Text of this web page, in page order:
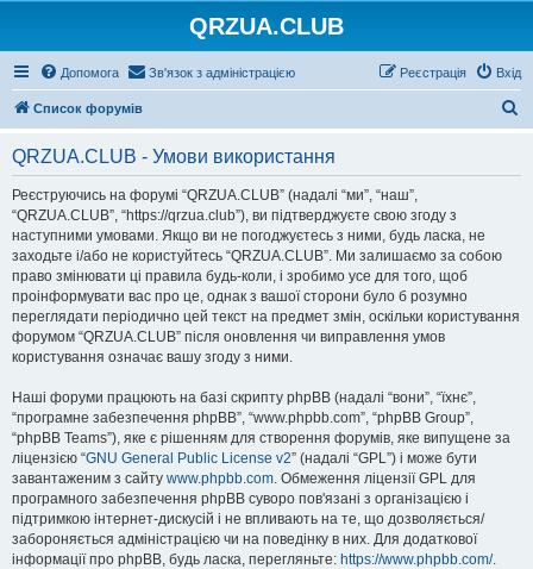
QRZUA.CLUB
Допомога Зв'язок з адміністрацією Вхід
Реєстрація
Список форумів
QRZUA.CLUB - Умови використання
Реєструючись на форумі “QRZUA.CLUB” (надалі “ми”, “наш”,
“QRZUA.CLUB”, “https://qrzua.club”), ви підтверджуєте свою згоду з
наступними умовами. Якщо ви не погоджуєтесь з ними, будь ласка, не
заходьте і/або не користуйтесь “QRZUA.CLUB”. Ми залишаємо за собою
право змінювати ці правила будь-коли, і зробимо усе для того, щоб
проінформувати вас про це, однак з вашої сторони було б розумно
переглядати періодично цей текст на предмет змін, оскільки користування
форумом “QRZUA.CLUB” після оновлення чи виправлення умов
користування означає вашу згоду з ними.
Наші форуми працюють на базі скрипту phpBB (надалі “вони”, “їхнє”,
“програмне забезпечення phpBB”, “www.phpbb.com”, “phpBB Group”,
“phpBB Teams”), яке є рішенням для створення форумів, яке випущене за
ліцензією “GNU General Public License v2” (надалі “GPL”) і може бути
завантаженим з сайту www.phpbb.com. Обмеження ліцензії GPL для
програмного забезпечення phpBB суворо пов'язані з організацією і
підтримкою інтернет-дискусій і не впливають на те, що дозволяється/
забороняється адміністрацією чи на поведінку в них. Для додаткової
інформації про phpBB, будь ласка, перегляньте: https://www.phpbb.com/.